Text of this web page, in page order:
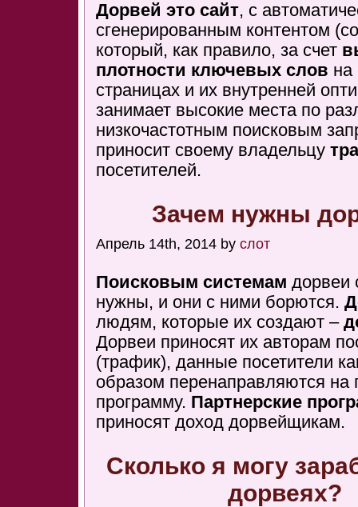
Дорвей это сайт, с
сгенерированным контентом
который, как правило, за счет
плотности ключевых слов на
страницах и их внутренней
занимает высокие места по
низкочастотным поисковым
приносит своему владельцу
посетителей.
Зачем нужны
Апрель 14th, 2014 by слот
Поисковым системам дорвеи
нужны, и они с ними борются.
людям, которые их создают –
Дорвеи приносят их авторам
(трафик), данные посетители
образом перенаправляются на
программу. Партнерские
приносят доход дорвейщикам.
Сколько я могу
дорвеях?